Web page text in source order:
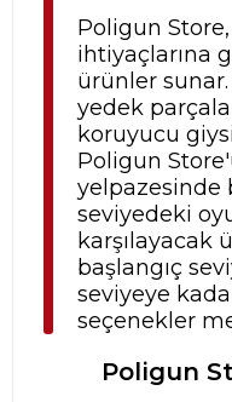
Poligun
ihtiyaçlarına
ürünler
yedek
koruyucu
Poligun
yelpazesinde
seviyedeki
karşılayacak
başlangıç
seviyeye
seçenekler
Poligun